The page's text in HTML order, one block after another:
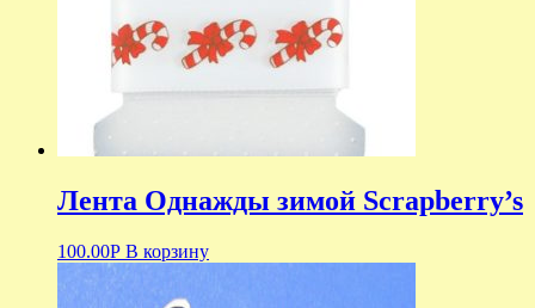
Лента Однажды зимой Scrapberry’s
100.00Р В корзину